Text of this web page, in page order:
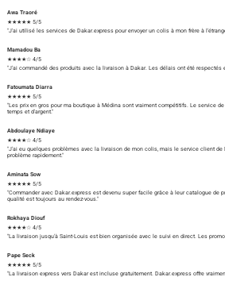
Awa Traoré
★★★★★ 5/5
"J'ai utilisé les services de Dakar.express pour envoyer un colis à mon frère à
Mamadou Ba
★★★★☆ 4/5
"J'ai commandé des produits avec la livraison à Dakar. Les délais ont été respectés
Fatoumata Diarra
★★★★★ 5/5
"Les prix en gros pour ma boutique à Médina sont vraiment compétitifs. Le service
temps et d'argent."
Abdoulaye Ndiaye
★★★★☆ 4/5
"J'ai eu quelques problèmes avec la livraison de mon colis, mais le service client de
problème rapidement."
Aminata Sow
★★★★★ 5/5
"Commander avec Dakar.express est devenu super facile grâce à leur catalogue
qualité est toujours au rendez-vous."
Rokhaya Diouf
★★★★☆ 4/5
"La livraison jusqu'à Saint-Louis est bien organisée avec le suivi en direct. Les
Pape Seck
★★★★★ 5/5
"La livraison express vers Dakar est incluse gratuitement. Dakar.express offre